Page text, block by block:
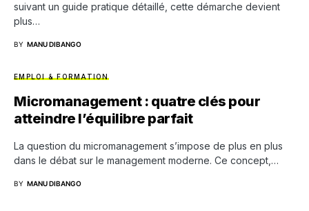
suivant un guide pratique détaillé, cette démarche devient
plus…
BY MANU DIBANGO
EMPLOI & FORMATION
Micromanagement : quatre clés pour
atteindre l’équilibre parfait
La question du micromanagement s’impose de plus en plus
dans le débat sur le management moderne. Ce concept,…
BY MANU DIBANGO